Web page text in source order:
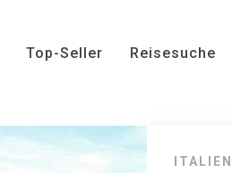
Top-Seller Reisesuche
ITALIEN